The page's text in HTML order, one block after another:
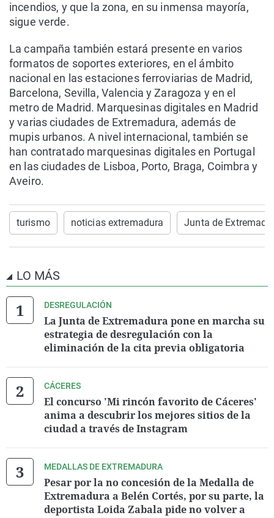
incendios, y que la zona, en su inmensa mayoría,
sigue verde.
La campaña también estará presente en varios
formatos de soportes exteriores, en el ámbito
nacional en las estaciones ferroviarias de Madrid,
Barcelona, Sevilla, Valencia y Zaragoza y en el
metro de Madrid. Marquesinas digitales en Madrid
y varias ciudades de Extremadura, además de
mupis urbanos. A nivel internacional, también se
han contratado marquesinas digitales en Portugal
en las ciudades de Lisboa, Porto, Braga, Coimbra y
Aveiro.
turismo noticias extremadura Junta de
LO MÁS
DESREGULACIÓN
La Junta de Extremadura pone en marcha su
estrategia de desregulación con la
eliminación de la cita previa obligatoria
CÁCERES
El concurso 'Mi rincón favorito de Cáceres'
anima a descubrir los mejores sitios de la
ciudad a través de Instagram
MEDALLAS DE EXTREMADURA
Pesar por la no concesión de la Medalla de
Extremadura a Belén Cortés, por su parte, la
deportista Loida Zabala pide no volver a